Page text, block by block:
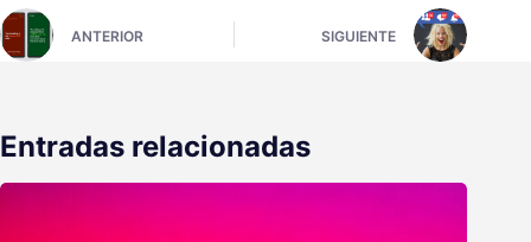
ANTERIOR SIGUIENTE
Entradas relacionadas